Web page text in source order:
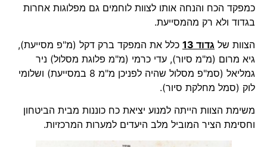
כמפקד הכח והנחה אותו לצוות לוחמים גם מפלוגות אחרות
בגדוד ולא רק מהמסייעת.
הצוות של גדוד 13
כלל את המפקד ברק דקל (מ"פ מסייעת),
גיא מרום (מ"מ סיור), עדי כרמי (מ"מ פלוגת מסלול) ניר
גמליאל (סמ"פ מסלול שהיה לפניכן מ"מ 8 במסייעת) ושלומי
לוק (סמל מחלקת סיור).
משימת הצוות הייתה למנוע יציאת כח כוננות מבית הביטחון
וחסימת הציר המוביל מלב היעדים למערות המרכזיות.